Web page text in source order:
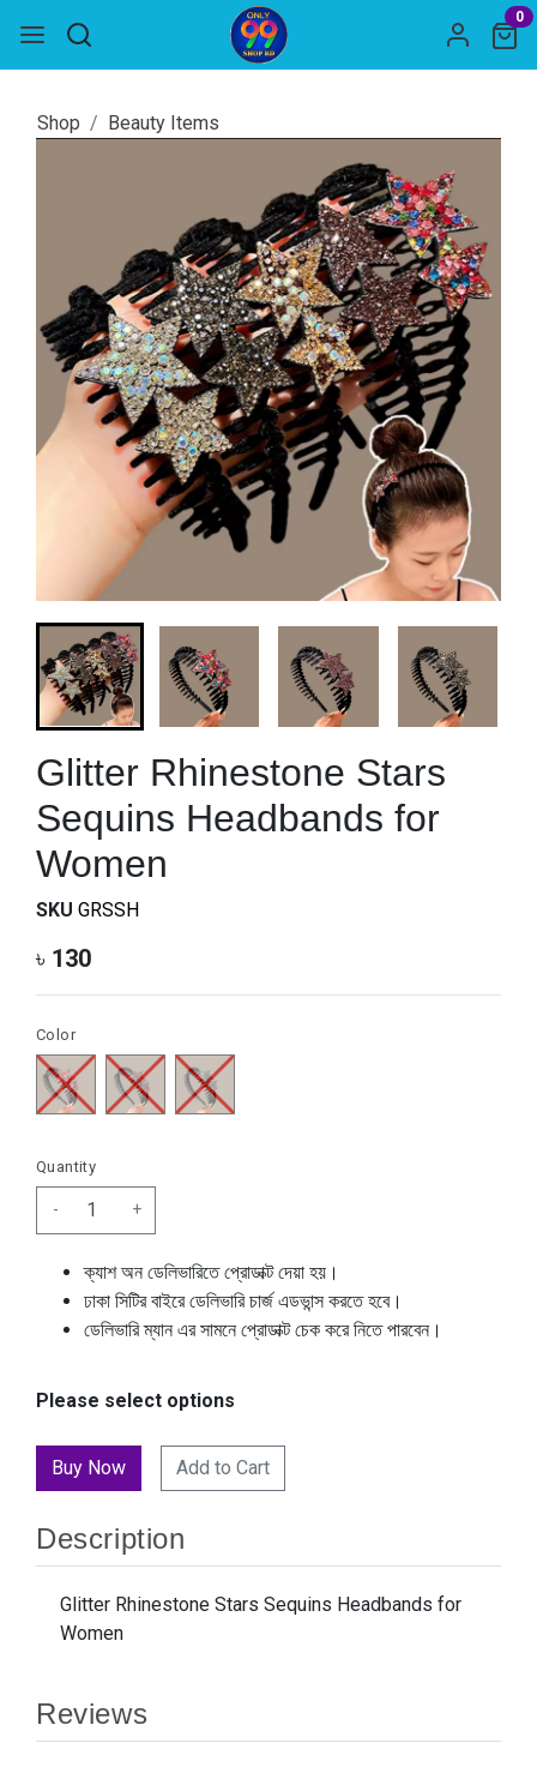
0
Shop Beauty Items
Glitter Rhinestone Stars
Sequins Headbands for
Women
SKU GRSSH
৳ 130
Color
Quantity
- +
ক্যাশ অন ডেলিভারিতে প্রোডাক্ট দেয়া হয়।
ঢাকা সিটির বাইরে ডেলিভারি চার্জ এডভান্স করতে হবে।
ডেলিভারি ম্যান এর সামনে প্রোডাক্ট চেক করে নিতে পারবেন।
Please select options
Add to Cart
Description
Glitter Rhinestone Stars Sequins Headbands for
Women
Reviews